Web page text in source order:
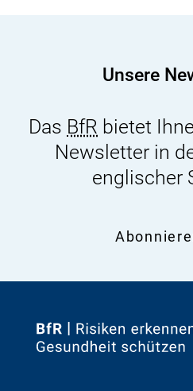
Unsere
Das BfR bietet
Newsletter in
englischer
Zur